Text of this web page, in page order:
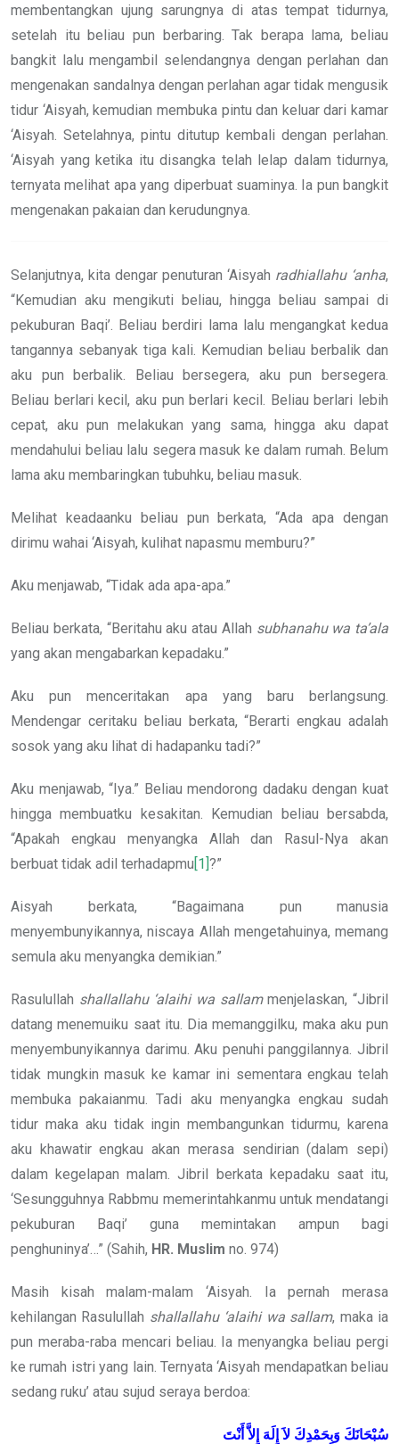
membentangkan ujung sarungnya di atas tempat tidurnya,
setelah itu beliau pun berbaring. Tak berapa lama, beliau
bangkit lalu mengambil selendangnya dengan perlahan dan
mengenakan sandalnya dengan perlahan agar tidak mengusik
tidur ‘Aisyah, kemudian membuka pintu dan keluar dari kamar
‘Aisyah. Setelahnya, pintu ditutup kembali dengan perlahan.
‘Aisyah yang ketika itu disangka telah lelap dalam tidurnya,
ternyata melihat apa yang diperbuat suaminya. Ia pun bangkit
mengenakan pakaian dan kerudungnya.
Selanjutnya, kita dengar penuturan ‘Aisyah radhiallahu ‘anha,
“Kemudian aku mengikuti beliau, hingga beliau sampai di
pekuburan Baqi’. Beliau berdiri lama lalu mengangkat kedua
tangannya sebanyak tiga kali. Kemudian beliau berbalik dan
aku pun berbalik. Beliau bersegera, aku pun bersegera.
Beliau berlari kecil, aku pun berlari kecil. Beliau berlari lebih
cepat, aku pun melakukan yang sama, hingga aku dapat
mendahului beliau lalu segera masuk ke dalam rumah. Belum
lama aku membaringkan tubuhku, beliau masuk.
Melihat keadaanku beliau pun berkata, “Ada apa dengan
dirimu wahai ‘Aisyah, kulihat napasmu memburu?”
Aku menjawab, “Tidak ada apa-apa.”
Beliau berkata, “Beritahu aku atau Allah subhanahu wa ta’ala
yang akan mengabarkan kepadaku.”
Aku pun menceritakan apa yang baru berlangsung.
Mendengar ceritaku beliau berkata, “Berarti engkau adalah
sosok yang aku lihat di hadapanku tadi?”
Aku menjawab, “Iya.” Beliau mendorong dadaku dengan kuat
hingga membuatku kesakitan. Kemudian beliau bersabda,
“Apakah engkau menyangka Allah dan Rasul-Nya akan
berbuat tidak adil terhadapmu[1]?”
Aisyah berkata, “Bagaimana pun manusia
menyembunyikannya, niscaya Allah mengetahuinya, memang
semula aku menyangka demikian.”
Rasulullah shallallahu ‘alaihi wa sallammenjelaskan, “Jibril
datang menemuiku saat itu. Dia memanggilku, maka aku pun
menyembunyikannya darimu. Aku penuhi panggilannya. Jibril
tidak mungkin masuk ke kamar ini sementara engkau telah
membuka pakaianmu. Tadi aku menyangka engkau sudah
tidur maka aku tidak ingin membangunkan tidurmu, karena
aku khawatir engkau akan merasa sendirian (dalam sepi)
dalam kegelapan malam. Jibril berkata kepadaku saat itu,
‘Sesungguhnya Rabbmu memerintahkanmu untuk mendatangi
pekuburan Baqi’ guna memintakan ampun bagi
penghuninya’…” (Sahih, HR. Muslim no. 974)
Masih kisah malam-malam ‘Aisyah. Ia pernah merasa
kehilangan Rasulullah shallallahu ‘alaihi wa sallam, maka ia
pun meraba-raba mencari beliau. Ia menyangka beliau pergi
ke rumah istri yang lain. Ternyata ‘Aisyah mendapatkan beliau
sedang ruku’ atau sujud seraya berdoa:
سُبْحَانَكَ وَبِحَمْدِكَ لاَ إِلَهَ إِلاَّ أَنْتَ